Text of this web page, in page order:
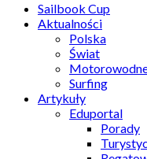
Sailbook Cup
Aktualności
Polska
Świat
Surfing
Artykuły
Eduportal
Porady